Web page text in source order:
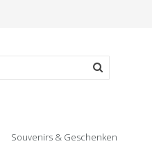
Souvenirs & Geschenken